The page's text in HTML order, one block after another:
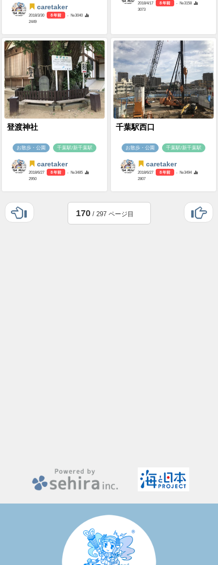
caretaker
2018/3/30 8 年前
- №3040
2449
2018/4/17 8 年前
- №3158
3073
登渡神社
お散歩・公園 千葉駅/新千葉駅
caretaker
2018/6/27 8 年前
- №3485
2950
千葉駅西口
お散歩・公園 千葉駅/新千葉駅
caretaker
2018/6/27 8 年前
- №3494
2807
170/ 297 ページ目